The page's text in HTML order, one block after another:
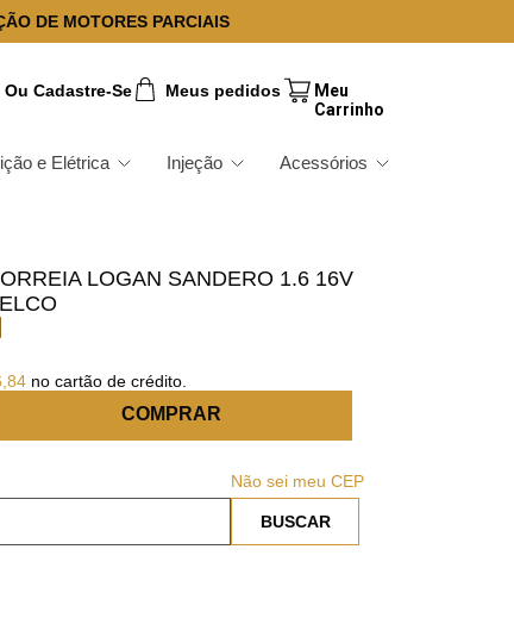
DE MOTORES PARCIAIS
Ou Cadastre-Se Meus pedidos
e Elétrica Injeção Acessórios
LOGAN SANDERO 1.6 16V
84 no cartão de crédito.
COMPRAR
Não sei meu CEP